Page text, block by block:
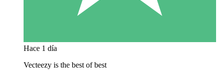
Hace 1 día
Vecteezy is the best of best